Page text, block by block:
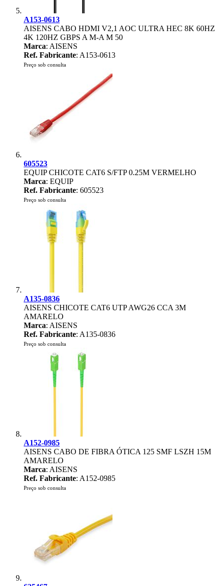
A153-0613
AISENS CABO HDMI V2,1 AOC ULTRA HEC 8K 60HZ
4K 120HZ GBPS A M-A M 50
Marca: AISENS
Ref. Fabricante: A153-0613
Preço sob consulta
605523
EQUIP CHICOTE CAT6 S/FTP 0.25M VERMELHO
Marca: EQUIP
Ref. Fabricante: 605523
Preço sob consulta
A135-0836
AISENS CHICOTE CAT6 UTP AWG26 CCA 3M
AMARELO
Marca: AISENS
Ref. Fabricante: A135-0836
Preço sob consulta
A152-0985
AISENS CABO DE FIBRA ÓTICA 125 SMF LSZH 15M
AMARELO
Marca: AISENS
Ref. Fabricante: A152-0985
Preço sob consulta